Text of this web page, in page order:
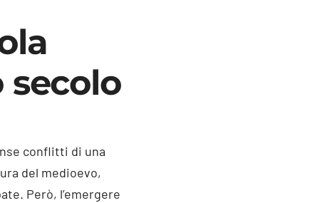
secolo
conflitti di una
del medioevo,
Però, l’emergere